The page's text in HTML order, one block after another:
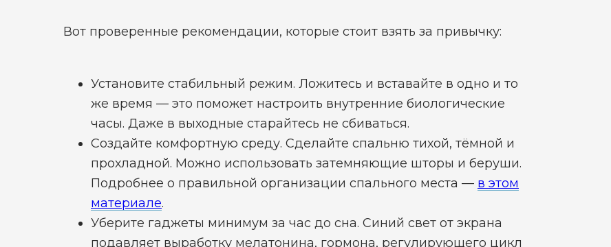
Вот проверенные рекомендации, которые стоит взять за привычку:
Установите стабильный режим. Ложитесь и вставайте в одно и то
же время — это поможет настроить внутренние биологические
часы. Даже в выходные старайтесь не сбиваться.
Создайте комфортную среду. Сделайте спальню тихой, тёмной и
прохладной. Можно использовать затемняющие шторы и беруши.
Подробнее о правильной организации спального места — в этом
материале.
Уберите гаджеты минимум за час до сна. Синий свет от экрана
подавляет выработку мелатонина, гормона, регулирующего цикл